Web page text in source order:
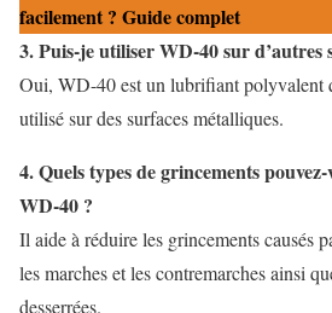
facilement ? Guide complet
3. Puis-je utiliser WD-40 sur d’autres
Oui, WD-40 est un lubrifiant polyvalent
utilisé sur des surfaces métalliques.
4. Quels types de grincements
WD-40 ?
Il aide à réduire les grincements causés
les marches et les contremarches ainsi
desserrées.